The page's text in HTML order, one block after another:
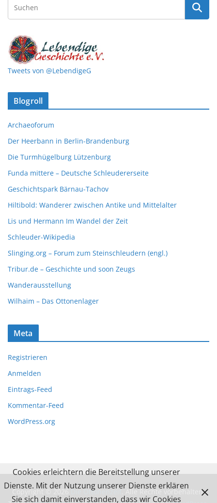
Tweets von @LebendigeG
Blogroll
Archaeoforum
Der Heerbann in Berlin-Brandenburg
Die Turmhügelburg Lützenburg
Funda mittere – Deutsche Schleudererseite
Geschichtspark Bärnau-Tachov
Hiltibold: Wanderer zwischen Antike und Mittelalter
Lis und Hermann Im Wandel der Zeit
Schleuder-Wikipedia
Slinging.org – Forum zum Steinschleudern (engl.)
Tribur.de – Geschichte und soon Zeugs
Wanderausstellung
Wilhaim – Das Ottonenlager
Meta
Registrieren
Anmelden
Eintrags-Feed
Kommentar-Feed
WordPress.org
Copyright © 2026Die Ottonenzeit. Alle Rechte vorbehalten.
Cookies erleichtern die Bereitstellung unserer
Dienste. Mit der Nutzung unserer Dienste erklären
Sie sich damit einverstanden, dass wir Cookies